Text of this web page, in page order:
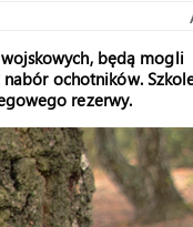
będą mogli
ochotników.
rezerwy.